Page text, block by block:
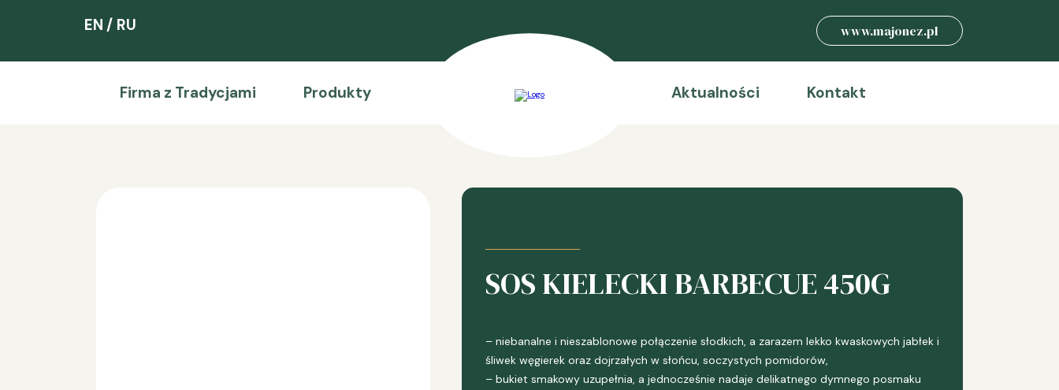
EN RU www.majonez.pl
Firma z Tradycjami Produkty Aktualności Kontakt
SOS KIELECKI BARBECUE 450G
– niebanalne i nieszablonowe połączenie słodkich, a zarazem lekko kwaskowych jabłek i
śliwek węgierek oraz dojrzałych w słońcu, soczystych pomidorów,
– bukiet smakowy uzupełnia, a jednocześnie nadaje delikatnego dymnego posmaku